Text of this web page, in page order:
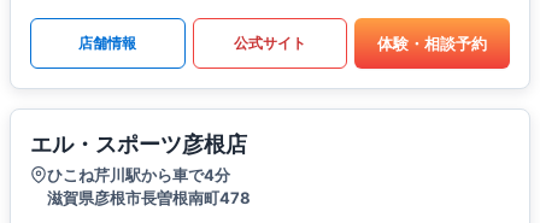
店舗情報 公式サイト 体験・相談予約
エル・スポーツ彦根店
ひこね芹川駅から車で4分
滋賀県彦根市長曽根南町478